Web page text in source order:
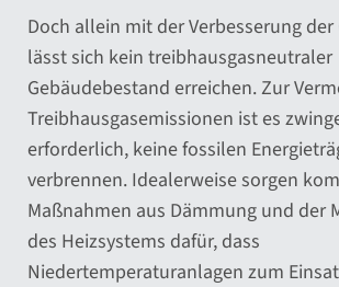
Doch allein mit der Verbesserung
lässt sich kein treibhausgasneutraler
Gebäudebestand erreichen. Zur
Treibhausgasemissionen ist es
erforderlich, keine fossilen
verbrennen. Idealerweise sorgen
Maßnahmen aus Dämmung und der
des Heizsystems dafür, dass
Niedertemperaturanlagen zum